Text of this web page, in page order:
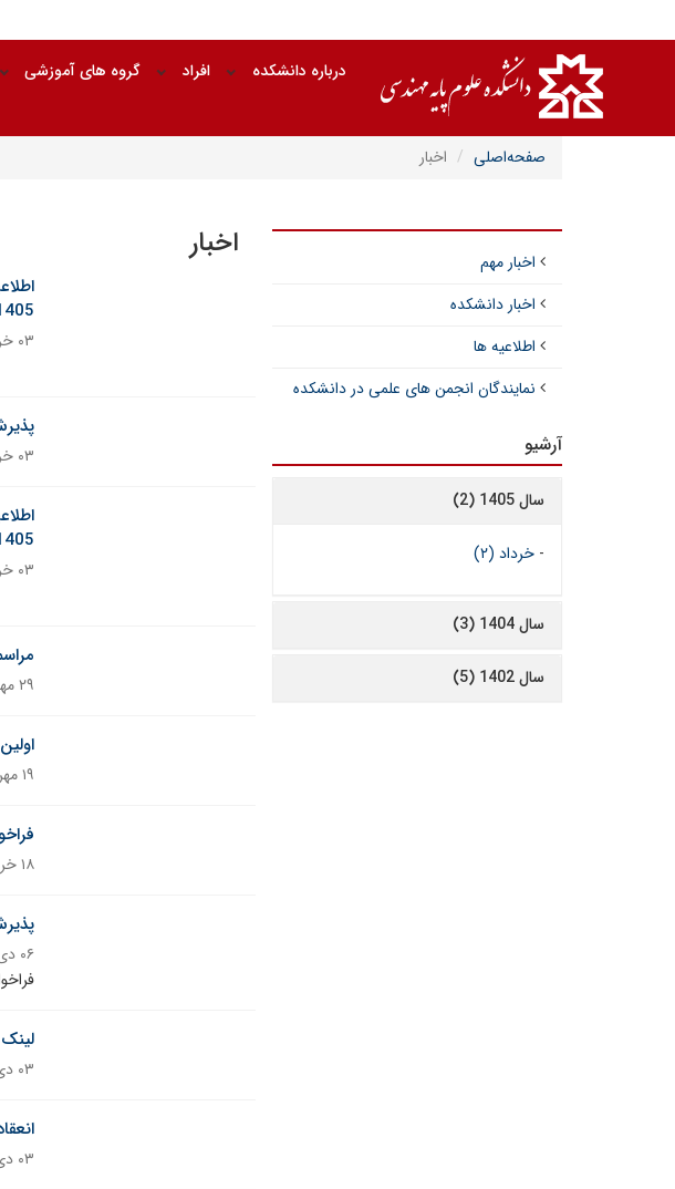
درباره دانشکده افراد گروه های آموزشی
صفحه‌اصلی اخبار
اخبار
۰۳ خرداد ۱۴۰۵
پذیرش
۰۳ خرداد ۱۴۰۵
۰۳ خرداد ۱۴۰۵
۲۹ مهر ۱۴۰۴
۱۹ مهر ۱۴۰۴
۱۸ خرداد ۱۴۰۴
۰۶ دی ۱۴۰۲
۰۳ دی ۱۴۰۲
۰۳ دی ۱۴۰۲
اخبار مهم
اخبار دانشکده
اطلاعیه ها
نمایندگان انجمن های علمی در دانشکده
آرشیو
سال 1405 (2)
- خرداد (۲)
سال 1404 (3)
سال 1402 (5)